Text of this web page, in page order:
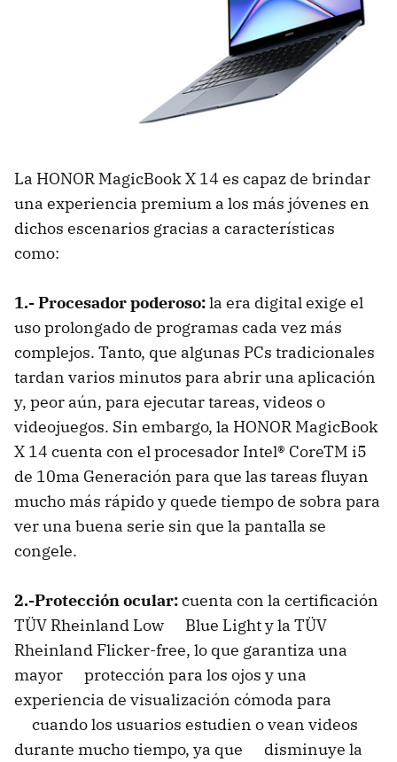
La HONOR MagicBook X 14 es capaz de brindar
una experiencia premium a los más jóvenes en
dichos escenarios gracias a características
como:
1.- Procesador poderoso:la era digital exige el
uso prolongado de programas cada vez más
complejos. Tanto, que algunas PCs tradicionales
tardan varios minutos para abrir una aplicación
y, peor aún, para ejecutar tareas, videos o
videojuegos. Sin embargo, la HONOR MagicBook
X 14 cuenta con el procesador Intel® CoreTM i5
de 10ma Generación para que las tareas fluyan
mucho más rápido y quede tiempo de sobra para
ver una buena serie sin que la pantalla se
congele.
2.-Protección ocular:cuenta con la certificación
TÜV Rheinland Low Blue Light y la TÜV
Rheinland Flicker-free, lo que garantiza una
mayor protección para los ojos y una
experiencia de visualización cómoda para
cuando los usuarios estudien o vean videos
durante mucho tiempo, ya que disminuye la